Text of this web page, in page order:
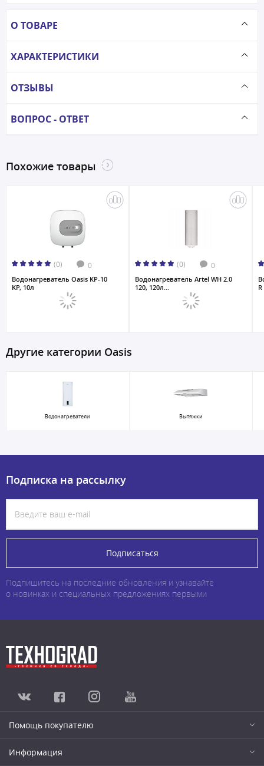
О ТОВАРЕ
ХАРАКТЕРИСТИКИ
ОТЗЫВЫ
ВОПРОС - ОТВЕТ
Похожие товары
(0) 0
Водонагреватель Oasis KP-10
KP, 10л
(0) 0
Водонагреватель Artel WH 2.0
120, 120л...
Другие категории Oasis
Водонагреватели Вытяжки
Подписка на рассылку
Подписаться
Подпишитесь на последние обновления и узнавайте
о новинках и специальных предложениях первыми
Помощь покупателю
Информация